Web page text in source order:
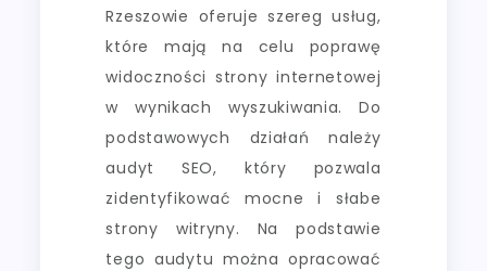
Rzeszowie oferuje szereg usług,
które mają na celu poprawę
widoczności strony internetowej
w wynikach wyszukiwania. Do
podstawowych działań należy
audyt SEO, który pozwala
zidentyfikować mocne i słabe
strony witryny. Na podstawie
tego audytu można opracować